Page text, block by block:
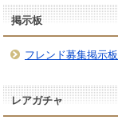
掲示板
フレンド募集掲示板
レアガチャ